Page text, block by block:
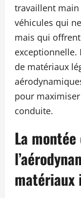
travaillent
véhicules qui
mais qui
exceptionnelle.
de matériaux
pour
conduite.
La
matériaux